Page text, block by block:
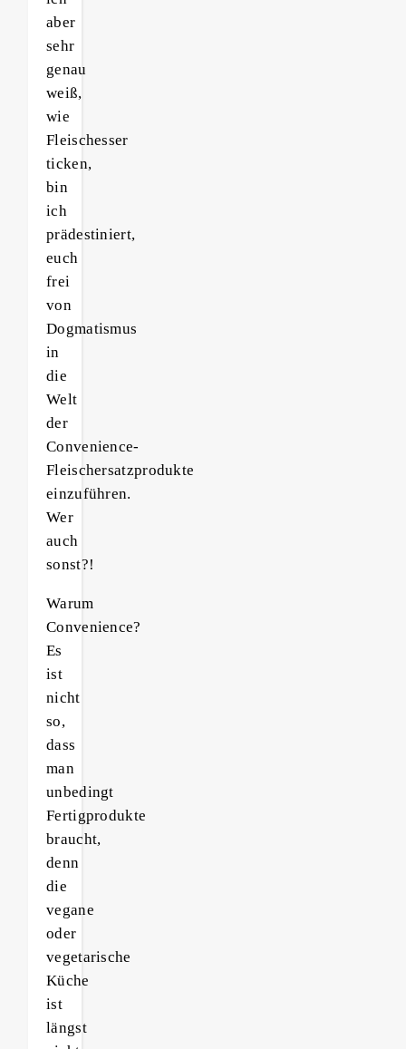
aber
sehr
genau
weiß,
wie
Fleischesser
ticken,
bin
ich
prädestiniert,
euch
frei
von
Dogmatismus
in
die
Welt
der
Convenience-
Fleischersatzprodukte
einzuführen.
Wer
auch
sonst?!
Warum
Convenience?
Es
ist
nicht
so,
dass
man
unbedingt
Fertigprodukte
braucht,
denn
die
vegane
oder
vegetarische
Küche
ist
längst